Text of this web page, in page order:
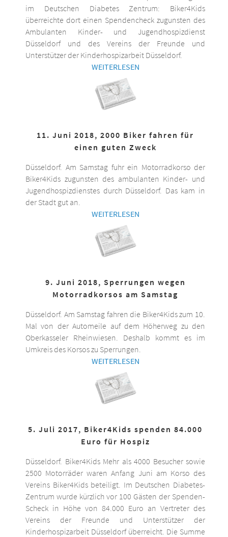
im Deutschen Diabetes Zentrum: Biker4Kids
überreichte dort einen Spendencheck zugunsten des
Ambulanten Kinder- und Jugendhospizdienst
Düsseldorf und des Vereins der Freunde und
Unterstützer der Kinderhospizarbeit Düsseldorf.
WEITERLESEN
11. Juni 2018, 2000 Biker fahren für
einen guten Zweck
Düsseldorf. Am Samstag fuhr ein Motorradkorso der
Biker4Kids zugunsten des ambulanten Kinder- und
Jugendhospizdienstes durch Düsseldorf. Das kam in
der Stadt gut an.
WEITERLESEN
9. Juni 2018, Sperrungen wegen
Motorradkorsos am Samstag
Düsseldorf. Am Samstag fahren die Biker4Kids zum 10.
Mal von der Automeile auf dem Höherweg zu den
Oberkasseler Rheinwiesen. Deshalb kommt es im
Umkreis des Korsos zu Sperrungen.
WEITERLESEN
5. Juli 2017, Biker4Kids spenden 84.000
Euro für Hospiz
Düsseldorf. Biker4Kids Mehr als 4000 Besucher sowie
2500 Motorräder waren Anfang Juni am Korso des
Vereins Biker4Kids beteiligt. Im Deutschen Diabetes-
Zentrum wurde kürzlich vor 100 Gästen der Spenden-
Scheck in Höhe von 84.000 Euro an Vertreter des
Vereins der Freunde und Unterstützer der
Kinderhospizarbeit Düsseldorf überreicht. Die Summe